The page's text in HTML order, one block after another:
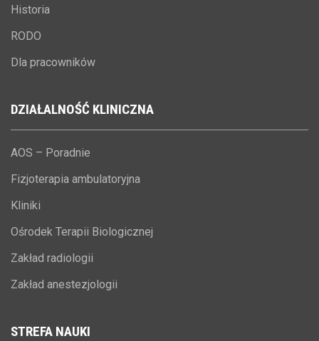
Historia
RODO
Dla pracowników
DZIAŁALNOŚĆ KLINICZNA
AOS – Poradnie
Fizjoterapia ambulatoryjna
Kliniki
Ośrodek Terapii Biologicznej
Zakład radiologii
Zakład anestezjologii
STREFA NAUKI